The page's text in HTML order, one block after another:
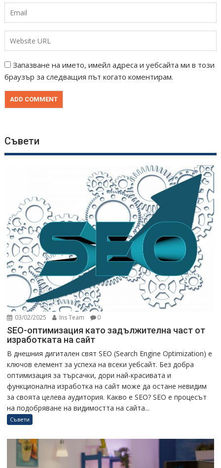
Запазване на името, имейл адреса и уебсайта ми в този
браузър за следващия път когато коментирам.
Съвети
03/02/2025 Ins Team 0
SEO-оптимизация като задължителна част от
изработката на сайт
В днешния дигитален свят SEO (Search Engine Optimization) е
ключов елемент за успеха на всеки уебсайт. Без добра
оптимизация за търсачки, дори най-красивата и
функционална изработка на сайт може да остане невидим
за своята целева аудитория. Какво е SEO? SEO е процесът
на подобряване на видимостта на сайта...
Съвети